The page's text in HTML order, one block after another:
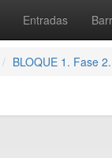
Entradas
BLOQUE 1. Fase